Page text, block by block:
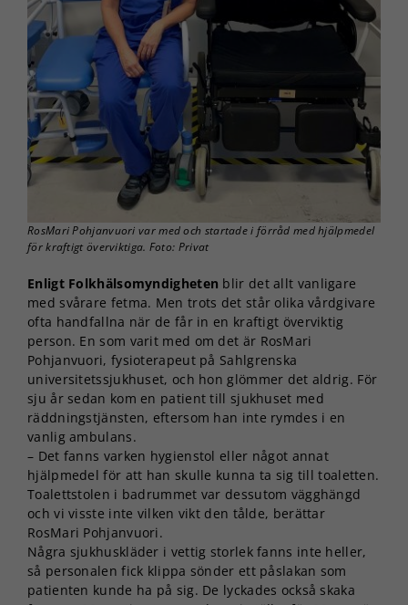
RosMari Pohjanvuori var med och startade i förråd med hjälpmedel
för kraftigt överviktiga. Foto: Privat
Enligt Folkhälsomyndigheten blir det allt vanligare
med svårare fetma. Men trots det står olika vårdgivare
ofta handfallna när de får in en kraftigt överviktig
person. En som varit med om det är RosMari
Pohjanvuori, fysioterapeut på Sahlgrenska
universitetssjukhuset, och hon glömmer det aldrig. För
sju år sedan kom en patient till sjukhuset med
räddningstjänsten, eftersom han inte rymdes i en
vanlig ambulans.
– Det fanns varken hygienstol eller något annat
hjälpmedel för att han skulle kunna ta sig till toaletten.
Toalettstolen i badrummet var dessutom vägghängd
och vi visste inte vilken vikt den tålde, berättar
RosMari Pohjanvuori.
Några sjukhuskläder i vettig storlek fanns inte heller,
så personalen fick klippa sönder ett påslakan som
patienten kunde ha på sig. De lyckades också skaka